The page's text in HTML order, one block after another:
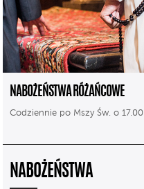
NABOŻEŃSTWA RÓŻAŃCOWE
Codziennie po Mszy Św. o 17.00
NABOŻEŃSTWA